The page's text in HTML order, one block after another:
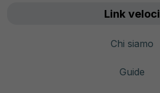
Link veloci
Chi siamo
Guide